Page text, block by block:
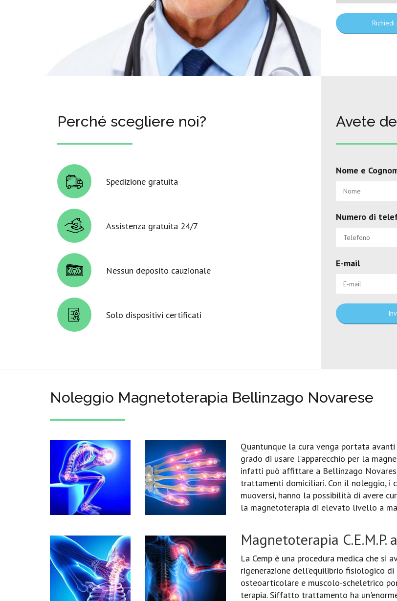
Perché scegliere noi?
Spedizione gratuita
Assistenza gratuita 24/7
Nessun deposito cauzionale
Solo dispositivi certificati
Avete
Nome e
Numero di
E-mail
Noleggio Magnetoterapia Bellinzago Novarese
Quantunque la cura venga portata
grado di usare l'apparecchio per la
infatti può affittare a Bellinzago
trattamenti domiciliari. Con il noleggio,
muoversi, hanno la possibilità di avere
la magnetoterapia di elevato livello a
Magnetoterapia
La Cemp è una procedura medica che
rigenerazione dell’equilibrio fisiologico
osteoarticolare e muscolo-scheletrico
terapia. Siffatto trattamento ha